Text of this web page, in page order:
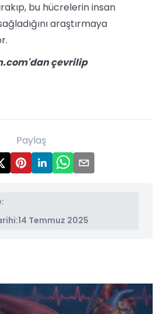
bu hücrelerin insan
araştırmaya
çevrilip
Paylaş
14 Temmuz 2025